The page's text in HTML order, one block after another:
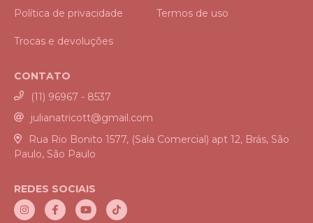
Política de privacidade
Termos de uso
Trocas e devoluções
CONTATO
(11) 96967 - 8537
julianatricott@gmail.com
Rua Rio Bonito 1577, (Sala Comercial) apt 12, Brás, São
Paulo, São Paulo
REDES SOCIAIS